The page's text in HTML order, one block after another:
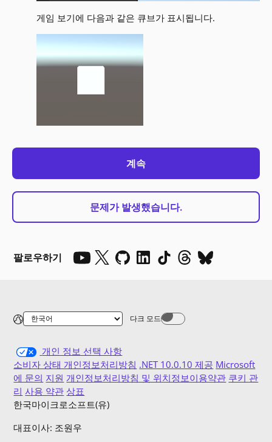
게임 보기에 다음과 같은 큐브가 표시됩니다.
계속
문제가 발생했습니다.
팔로우하기
다크 모드
Dark mode off
개인 정보 선택 사항
소비자 상태 개인정보처리방침 .NET 10.0.10 제공 Microsoft
에 문의 지원 개인정보처리방침 및 위치정보이용약관 쿠키 관
리 사용 약관 상표
한국마이크로소프트(유)
대표이사: 조원우